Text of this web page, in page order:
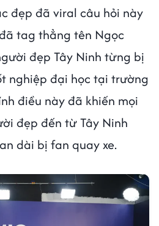
đẹp đã viral câu hỏi này
tag thẳng tên Ngọc
đẹp Tây Ninh từng bị
nghiệp đại học tại trường
điều này đã khiến mọi
đẹp đến từ Tây Ninh
dài bị fan quay xe.